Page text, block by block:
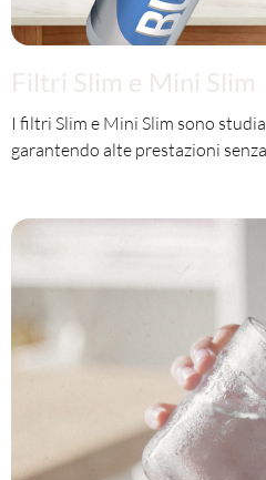
Filtri Slim e Mini Slim
I filtri Slim e Mini Slim sono
garantendo alte prestazioni